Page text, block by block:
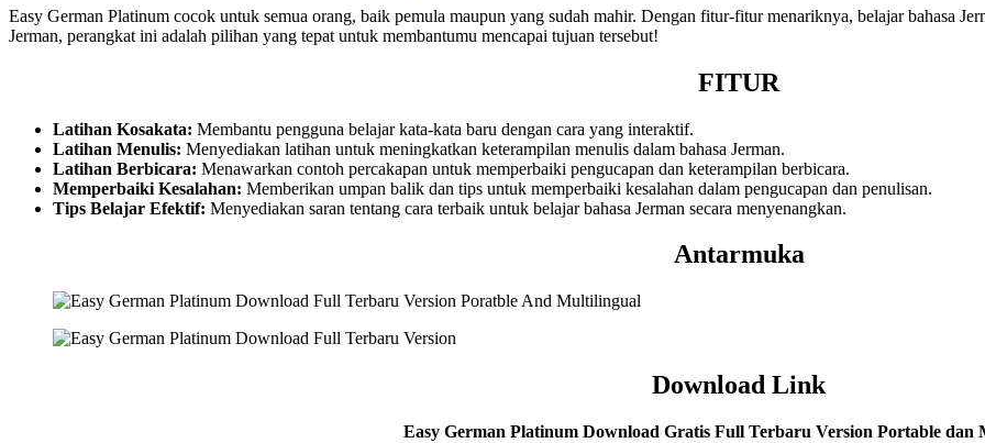
Easy German Platinum cocok untuk semua orang, baik pemula maupun yang sudah mahir. Dengan fitur-fitur menariknya, belajar bahasa
Jerman, perangkat ini adalah pilihan yang tepat untuk membantumu mencapai tujuan tersebut!
FITUR
Latihan Kosakata: Membantu pengguna belajar kata-kata baru dengan cara yang interaktif.
Latihan Menulis: Menyediakan latihan untuk meningkatkan keterampilan menulis dalam bahasa Jerman.
Latihan Berbicara: Menawarkan contoh percakapan untuk memperbaiki pengucapan dan keterampilan berbicara.
Memperbaiki Kesalahan: Memberikan umpan balik dan tips untuk memperbaiki kesalahan dalam pengucapan dan penulisan.
Tips Belajar Efektif: Menyediakan saran tentang cara terbaik untuk belajar bahasa Jerman secara menyenangkan.
Antarmuka
Download Link
Easy German Platinum Download Gratis Full Terbaru Version Portable dan